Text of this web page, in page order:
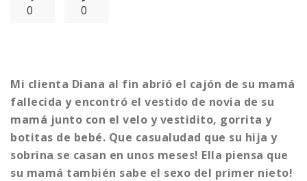
0 0
Mi clienta Diana al fin abrió el cajón de su mamá
fallecida y encontró el vestido de novia de su
mamá junto con el velo y vestidito, gorrita y
botitas de bebé. Que casualudad que su hija y
sobrina se casan en unos meses! Ella piensa que
su mamá también sabe el sexo del primer nieto!